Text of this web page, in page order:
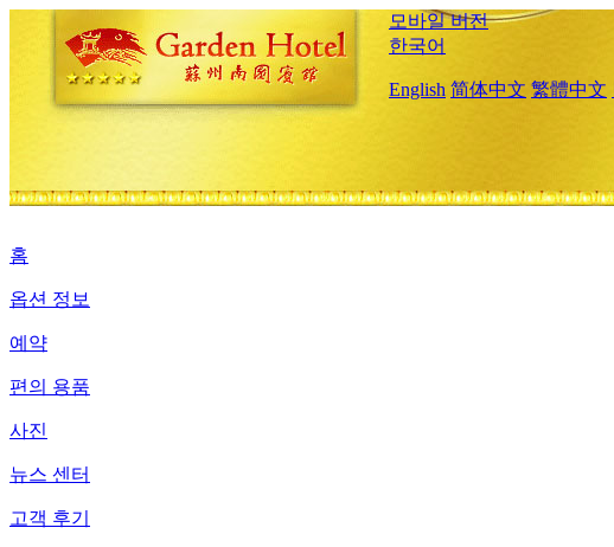
모바일 버전
한국어
English 简体中文 繁體中文
홈
옵션 정보
예약
편의 용품
사진
뉴스 센터
고객 후기